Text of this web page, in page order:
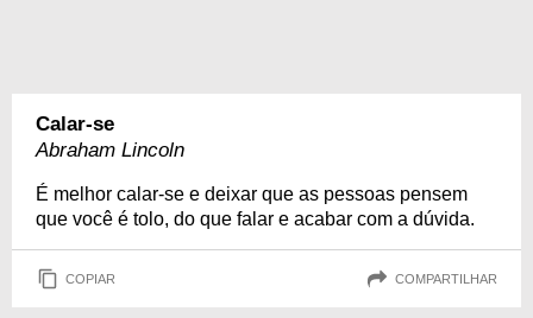
Calar-se
Abraham Lincoln
É melhor calar-se e deixar que as pessoas pensem
que você é tolo, do que falar e acabar com a dúvida.
COPIAR COMPARTILHAR